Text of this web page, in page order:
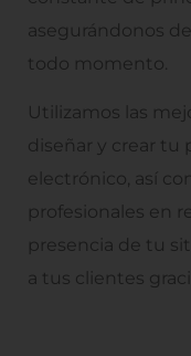
asegurándonos
todo momento.
Utilizamos las
diseñar y crear tu
electrónico, así
profesionales en
presencia de tu
a tus clientes